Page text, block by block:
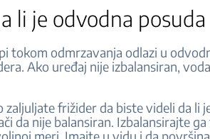
li je odvodna
tokom odmrzavanja odlazi u
Ako uređaj nije izbalansiran,
zaljuljate frižider da biste videli da li
da nije balansiran. Izbalansirajte